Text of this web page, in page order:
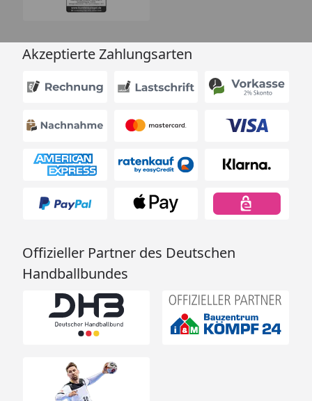
Akzeptierte Zahlungsarten
Offizieller Partner des Deutschen
Handballbundes